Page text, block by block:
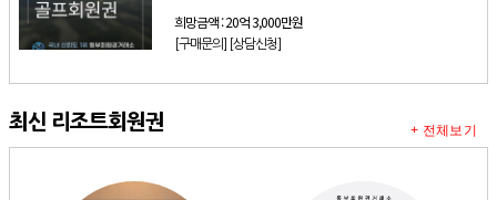
희망금액 :20억 3,000만원
[구매문의] [상담신청]
최신 리조트회원권 + 전체보기